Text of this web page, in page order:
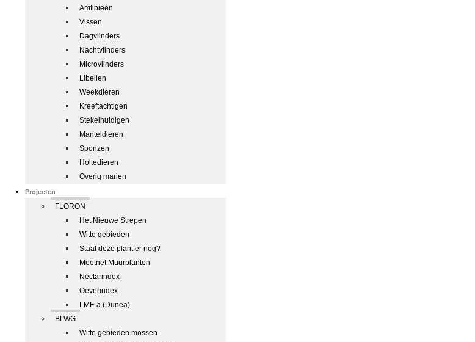
Amfibieën
Vissen
Dagvlinders
Nachtvlinders
Microvlinders
Libellen
Weekdieren
Kreeftachtigen
Stekelhuidigen
Manteldieren
Sponzen
Holtedieren
Overig marien
Projecten
FLORON
Het Nieuwe Strepen
Witte gebieden
Staat deze plant er nog?
Meetnet Muurplanten
Nectarindex
Oeverindex
LMF-a (Dunea)
BLWG
Witte gebieden mossen